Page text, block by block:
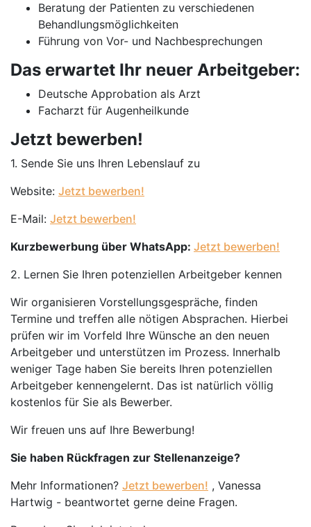
Beratung der Patienten zu verschiedenen
Behandlungsmöglichkeiten
Führung von Vor- und Nachbesprechungen
Das erwartet Ihr neuer Arbeitgeber:
Deutsche Approbation als Arzt
Facharzt für Augenheilkunde
Jetzt bewerben!
1. Sende Sie uns Ihren Lebenslauf zu
Website: Jetzt bewerben!
E-Mail: Jetzt bewerben!
Kurzbewerbung über WhatsApp: Jetzt bewerben!
2. Lernen Sie Ihren potenziellen Arbeitgeber kennen
Wir organisieren Vorstellungsgespräche, finden
Termine und treffen alle nötigen Absprachen. Hierbei
prüfen wir im Vorfeld Ihre Wünsche an den neuen
Arbeitgeber und unterstützen im Prozess. Innerhalb
weniger Tage haben Sie bereits Ihren potenziellen
Arbeitgeber kennengelernt. Das ist natürlich völlig
kostenlos für Sie als Bewerber.
Wir freuen uns auf Ihre Bewerbung!
Sie haben Rückfragen zur Stellenanzeige?
Mehr Informationen? Jetzt bewerben! , Vanessa
Hartwig - beantwortet gerne deine Fragen.